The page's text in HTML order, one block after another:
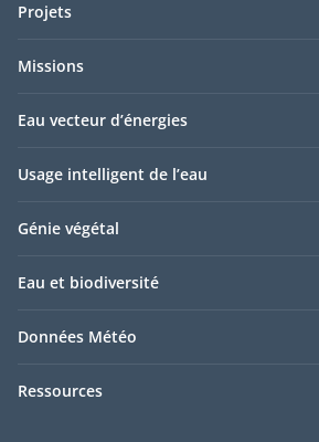
Projets
Missions
Eau vecteur d’énergies
Usage intelligent de l’eau
Génie végétal
Eau et biodiversité
Données Météo
Ressources